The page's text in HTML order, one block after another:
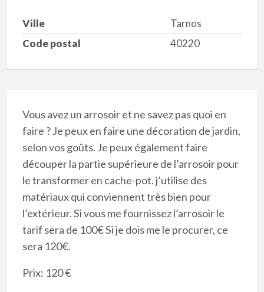
Ville
Tarnos
Code postal
40220
Vous avez un arrosoir et ne savez pas quoi en
faire ? Je peux en faire une décoration de jardin,
selon vos goûts. Je peux également faire
découper la partie supérieure de l’arrosoir pour
le transformer en cache-pot. j’utilise des
matériaux qui conviennent très bien pour
l’extérieur. Si vous me fournissez l’arrosoir le
tarif sera de 100€ Si je dois me le procurer, ce
sera 120€.
Prix: 120 €